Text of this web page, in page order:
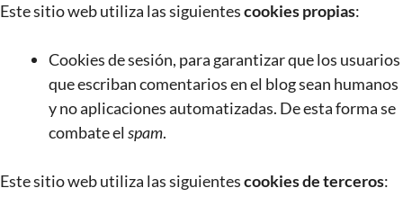
Este sitio web utiliza las siguientescookies propias:
Cookies de sesión, para garantizar que los usuarios
que escriban comentarios en el blog sean humanos
y no aplicaciones automatizadas. De esta forma se
combate el spam.
Este sitio web utiliza las siguientescookies de terceros: